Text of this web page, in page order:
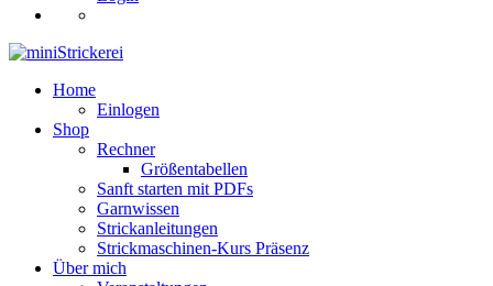
Home
Einlogen
Shop
Rechner
Größentabellen
Sanft starten mit PDFs
Garnwissen
Strickanleitungen
Strickmaschinen-Kurs Präsenz
Über mich